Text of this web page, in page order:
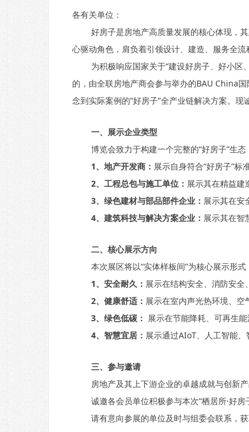
各有关单位：
好房子是房地产高质量发展的核心体现，其
心驱动角色，肩负着引领设计、建造、服务全流
为积极响应国家关于“建设好房子、好小区、
的，由全联房地产商会参与举办的BAU China
念到实际案例的“好房子”全产业链解决方案。现
一、展示企业类型
博览会致力于构建一个完整的“好房子”生态
1、地产开发商： 展示自身符合“好房子”标
2、工程总包与施工单位： 展示其在精益建
3、绿色建材与部品部件企业： 展示其在安
4、建筑科技与解决方案企业： 展示其在智
二、核心展示方向
本次展区将以“实体样板间”为核心展示形式
1、安全耐久： 展示在结构安全、消防安全
2、健康舒适： 展示在室内声光热环境、空
3、绿色低碳： 展示在节能降耗、可再生
4、智慧宜居： 展示通过AIoT、人工智能
三、参与邀请
房地产及其上下游企业的卓越成就与创新产
诚邀各会员单位积极参与本次“栖居所·好房
请有意向参展的单位及时与组委会联系，获